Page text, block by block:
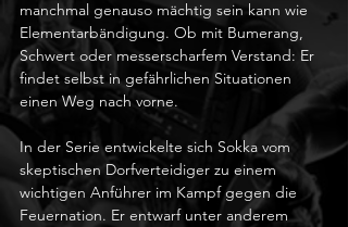
manchmal genauso mächtig sein kann wie
Elementarbändigung. Ob mit Bumerang,
Schwert oder messerscharfem Verstand: Er
findet selbst in gefährlichen Situationen
einen Weg nach vorne.
In der Serie entwickelte sich Sokka vom
skeptischen Dorfverteidiger zu einem
wichtigen Anführer im Kampf gegen die
Feuernation. Er entwarf unter anderem